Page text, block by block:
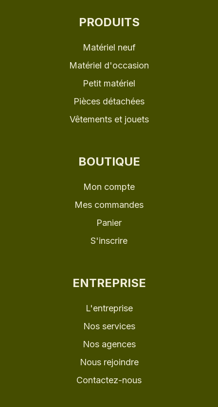
PRODUITS
Matériel neuf
Matériel d'occasion
Petit matériel
Pièces détachées
Vêtements et jouets
BOUTIQUE
Mon compte
Mes commandes
Panier
S'inscrire
ENTREPRISE
L'entreprise
Nos services
Nos agences
Nous rejoindre
Contactez-nous